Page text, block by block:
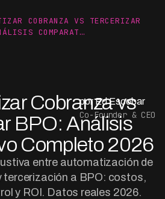
COBRANZA VS TERCERIZAR
COMPARAT…
Cobranza vs
BPO: Análisis
Completo 2026
entre automatización de
tercerización a BPO: costos,
y ROI. Datos reales 2026.
por Ed Escobar
Co-Founder & CEO